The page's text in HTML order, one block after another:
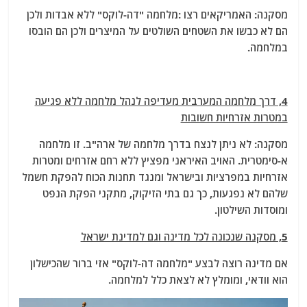
מסקנה: האמריקאים רצו :מלחמה "דה-לוקס" ללא אבדות ולכן
הם לא כבשו את השטחים השולטים על המיצרים ולכן הם הובסו
במלחמה.
4, דרך מלחמה המערבית מעדיפה לנהל מלחמה ללא פגיעה
במטרות אזרחיות חשובות
מסקנה: לא ניתן לנצח בדרך מלחמה של ארה"ב. זו מלחמה
א-סימטרית. האויב האיראני מפציץ ללא רחם אזרחים ומטרות
אזרחיות במפרציות ובישראל ומנגד תחנות הכוח להפקת חשמל
שלהם לא נפגעות, כך גם בתי הזיקוק, מתקני הפקת הנפט
ומוסדות השילטון.
5, מסקנה שנכונה לכל מדינה וגם למדינת ישראל
אם מדינה רוצה לבצע "מלחמה דה-לוקס" אזי ברור שהכישלון
הוא וודאי, ומומלץ לא לצאת כלל למלחמה.